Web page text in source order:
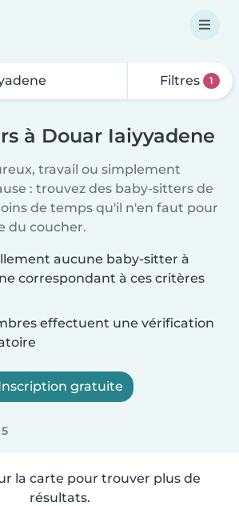
Filtres 1
à Douar Iaiyyadene
travail ou simplement
: trouvez des baby-sitters de
de temps qu'il n'en faut pour
du coucher.
aucune baby-sitter à
correspondant à ces critères
effectuent une vérification
gratuite
la carte pour trouver plus de
résultats.